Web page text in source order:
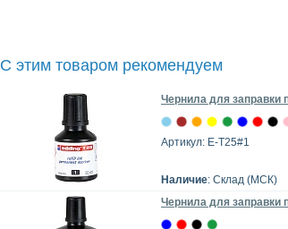
С этим товаром рекомендуем
Чернила для заправки
Артикул: E-T25#1
Наличие: Склад (МСК)
Чернила для заправки